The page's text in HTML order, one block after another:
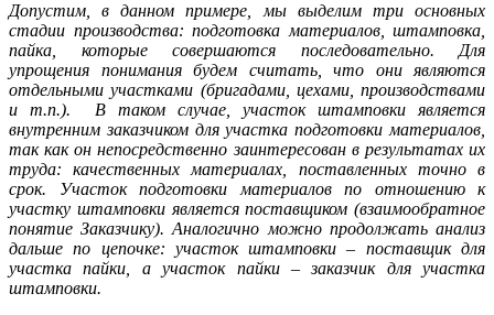
Допустим, в данном примере, мы выделим три основных
стадии производства: подготовка материалов, штамповка,
пайка, которые совершаются последовательно. Для
упрощения понимания будем считать, что они являются
отдельными участками (бригадами, цехами, производствами
и т.п.). В таком случае, участок штамповки является
внутренним заказчиком для участка подготовки материалов,
так как он непосредственно заинтересован в результатах их
труда: качественных материалах, поставленных точно в
срок. Участок подготовки материалов по отношению к
участку штамповки является поставщиком (взаимообратное
понятие Заказчику). Аналогично можно продолжать анализ
дальше по цепочке: участок штамповки – поставщик для
участка пайки, а участок пайки – заказчик для участка
штамповки.